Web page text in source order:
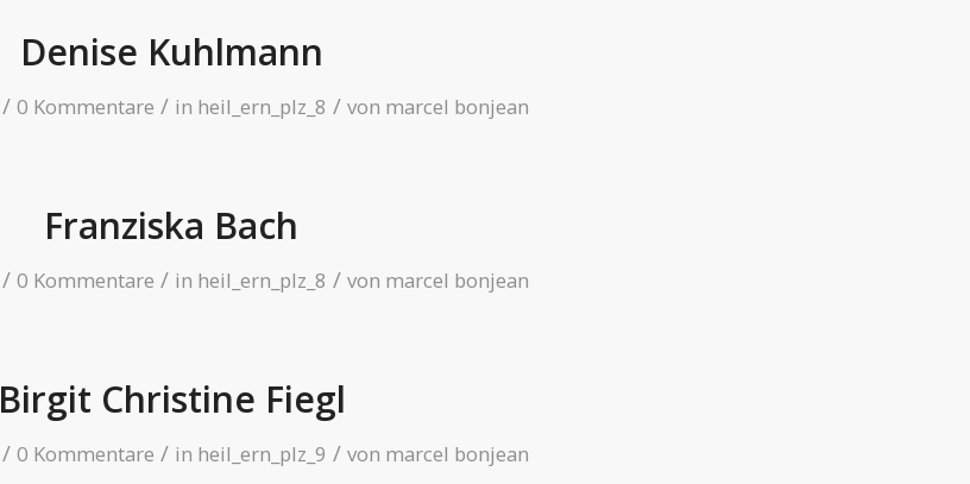
Denise Kuhlmann
/ 0 Kommentare / in heil_ern_plz_8 / von marcel bonjean
Franziska Bach
/ 0 Kommentare / in heil_ern_plz_8 / von marcel bonjean
Birgit Christine Fiegl
/ 0 Kommentare / in heil_ern_plz_9 / von marcel bonjean